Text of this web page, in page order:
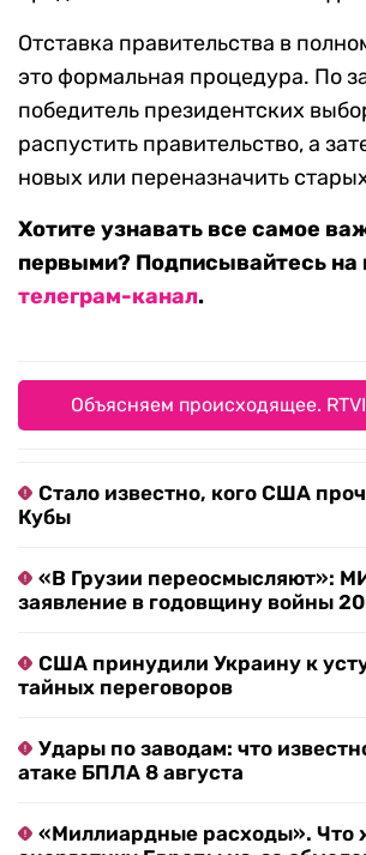
Отставка правительства в
это формальная процедура. По
победитель президентских
распустить правительство, а
новых или переназначить
Хотите узнавать все самое
первыми? Подписывайтесь на
телеграм-канал.
Объясняем происходящее.
Стало известно, кого США
Кубы
«В Грузии переосмысляют»:
заявление в годовщину войны
США принудили Украину к
тайных переговоров
Удары по заводам: что
атаке БПЛА 8 августа
«Миллиардные расходы». Что